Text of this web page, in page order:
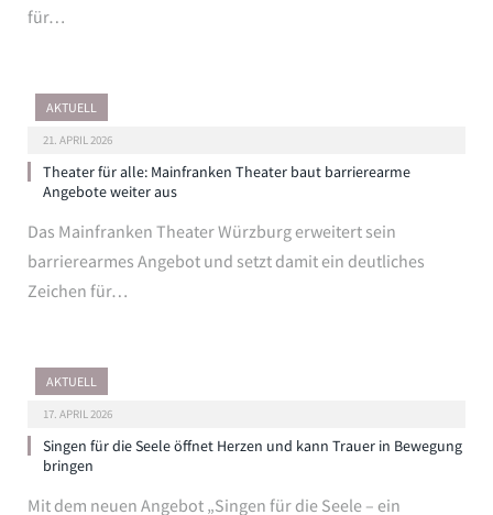
für…
AKTUELL
21. APRIL 2026
Theater für alle: Mainfranken Theater baut barrierearme
Angebote weiter aus
Das Mainfranken Theater Würzburg erweitert sein
barrierearmes Angebot und setzt damit ein deutliches
Zeichen für…
AKTUELL
17. APRIL 2026
Singen für die Seele öffnet Herzen und kann Trauer in Bewegung
bringen
Mit dem neuen Angebot „Singen für die Seele – ein